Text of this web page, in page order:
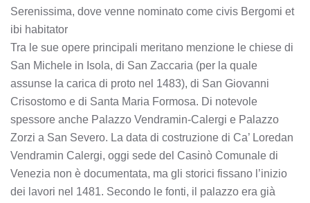
Serenissima, dove venne nominato come civis Bergomi et
ibi habitator
Tra le sue opere principali meritano menzione le chiese di
San Michele in Isola, di San Zaccaria (per la quale
assunse la carica di proto nel 1483), di San Giovanni
Crisostomo e di Santa Maria Formosa. Di notevole
spessore anche Palazzo Vendramin-Calergi e Palazzo
Zorzi a San Severo. La data di costruzione di Ca’ Loredan
Vendramin Calergi, oggi sede del Casinò Comunale di
Venezia non è documentata, ma gli storici fissano l’inizio
dei lavori nel 1481. Secondo le fonti, il palazzo era già